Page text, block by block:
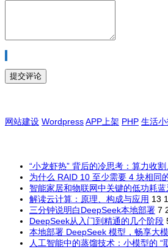
网站建设 WordpressAPP上架 PHP 生活
“小龙虾热” 背后的冷思考：算力收
为什么 RAID 10 至少需要 4 块相同
智能家居和物联网中关键的低功耗
解读云计算：原理、构成与应用 13
三分钟说明白DeepSeek本地部署 7
DeepSeek从入门到精通的几个阶段
本地部署 DeepSeek 模型，畅享大
人工智能中的蒸馏技术：小模型的 “